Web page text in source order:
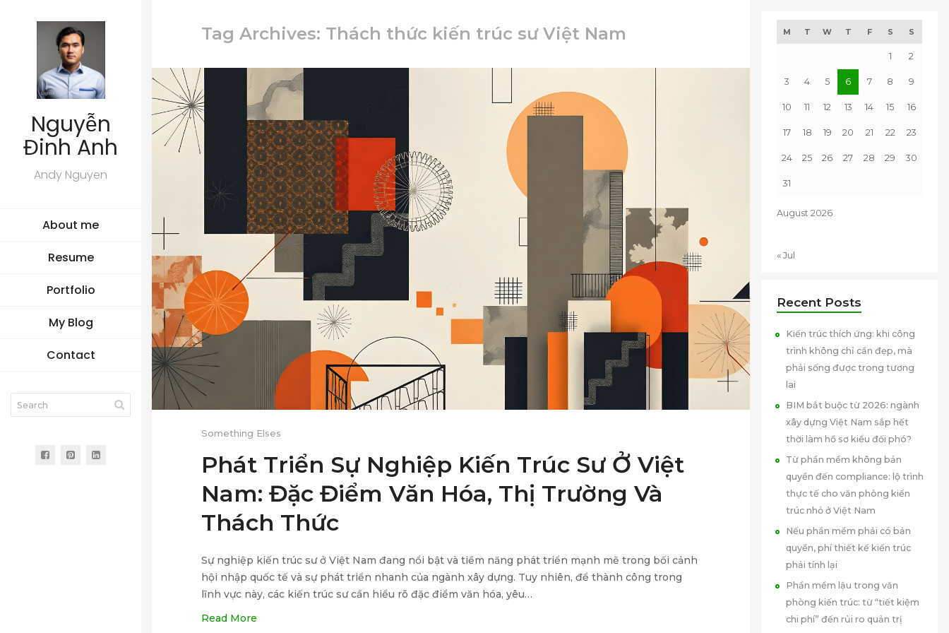
Nguyễn
Đinh Anh
Andy Nguyen
About me
Resume
Portfolio
My Blog
Contact
Tag Archives: Thách thức kiến trúc sư Việt Nam
Something Elses
Phát Triển Sự Nghiệp Kiến Trúc Sư Ở Việt
Nam: Đặc Điểm Văn Hóa, Thị Trường Và
Thách Thức
Sự nghiệp kiến trúc sư ở Việt Nam đang nổi bật và tiềm năng phát triển mạnh mẽ trong bối cảnh
hội nhập quốc tế và sự phát triển nhanh của ngành xây dựng. Tuy nhiên, để thành công trong
lĩnh vực này, các kiến trúc sư cần hiểu rõ đặc điểm văn hóa, yêu…
Read More
August 2026
M T W T F S S
1 2
3 4 5 6 7 8 9
10 11 12 13 14 15 16
17 18 19 20 21 22 23
24 25 26 27 28 29 30
31
« Jul
Recent Posts
Kiến trúc thích ứng: khi công
trình không chỉ cần đẹp, mà
phải sống được trong tương
lai
BIM bắt buộc từ 2026: ngành
xây dựng Việt Nam sắp hết
thời làm hồ sơ kiểu đối phó?
Từ phần mềm không bản
quyền đến compliance: lộ trình
thực tế cho văn phòng kiến
trúc nhỏ ở Việt Nam
Nếu phần mềm phải có bản
quyền, phí thiết kế kiến trúc
phải tính lại
Phần mềm lậu trong văn
phòng kiến trúc: từ “tiết kiệm
chi phí” đến rủi ro quản trị